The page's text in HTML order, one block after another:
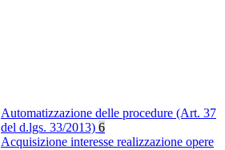
Automatizzazione delle procedure (Art. 37
del d.lgs. 33/2013) 6
Acquisizione interesse realizzazione opere